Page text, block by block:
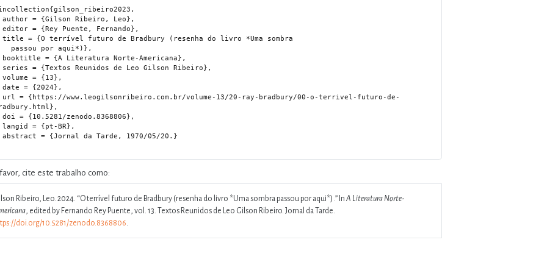
Leo},
*Uma sombra
05/20.}
cite este trabalho como:
Ribeiro, Leo. 2024. “O terrível futuro de Bradbury (resenha do livro *Uma sombra passou por aqui*) .” InA Literatura Norte-
, edited by Fernando Rey Puente, vol. 13. Textos Reunidos de Leo Gilson Ribeiro. Jornal da Tarde.
doi.org/10.5281/zenodo.8368806